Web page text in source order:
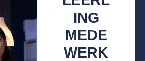
ING
MEDE
WERK